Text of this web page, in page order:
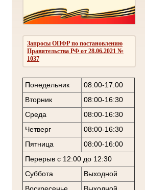
Запросы ОПФР по постановлению
Правительства РФ от 28.06.2021 №
1037
Понедельник
08:00-17:00
Вторник
08:00-16:30
Среда
08:00-16:30
Четверг
08:00-16:30
Пятница
08:00-16:00
Перерыв с 12:00 до 12:30
Суббота
Выходной